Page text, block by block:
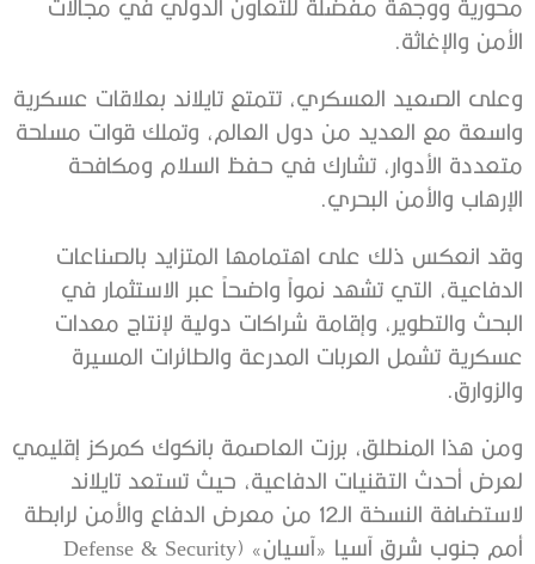
محورية ووجهة مفضلة للتعاون الدولي في مجالات
الأمن والإغاثة.
وعلى الصعيد العسكري، تتمتع تايلاند بعلاقات عسكرية
واسعة مع العديد من دول العالم، وتملك قوات مسلحة
متعددة الأدوار، تشارك في حفظ السلام ومكافحة
الإرهاب والأمن البحري.
وقد انعكس ذلك على اهتمامها المتزايد بالصناعات
الدفاعية، التي تشهد نمواً واضحاً عبر الاستثمار في
البحث والتطوير، وإقامة شراكات دولية لإنتاج معدات
عسكرية تشمل العربات المدرعة والطائرات المسيرة
والزوارق.
ومن هذا المنطلق، برزت العاصمة بانكوك كمركز إقليمي
لعرض أحدث التقنيات الدفاعية، حيث تستعد تايلاند
لاستضافة النسخة الـ12 من معرض الدفاع والأمن لرابطة
أمم جنوب شرق آسيا «آسيان» (Defense & Security